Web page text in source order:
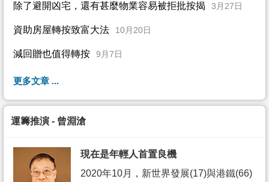
除了避開凶宅，還有甚麼物業容易被拒批按揭 3月27日
資助房屋轉按致富大法 10月20日
減回贈也值得轉按 9月7日
更多文章 ...
運籌推演 - 曾淵滄
現在是年輕人首置良機
2020年10月，新世界發展(17)與港鐵(66)